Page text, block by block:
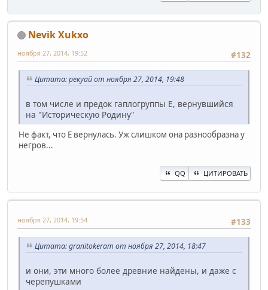
Nevik Xukxo
#132
ноября 27, 2014, 19:52
Цитата: рекуай от ноября 27, 2014, 19:48
в том числе и предок гаплогруппы Е, вернувшийся
на "Историческую Родину"
Не факт, что E вернулась. Уж слишком она разнообразна у
негров...
QQ ЦИТИРОВАТЬ
#133
ноября 27, 2014, 19:54
Цитата: granitokeram от ноября 27, 2014, 18:47
и они, эти много более древние найдены, и даже с
черепушками